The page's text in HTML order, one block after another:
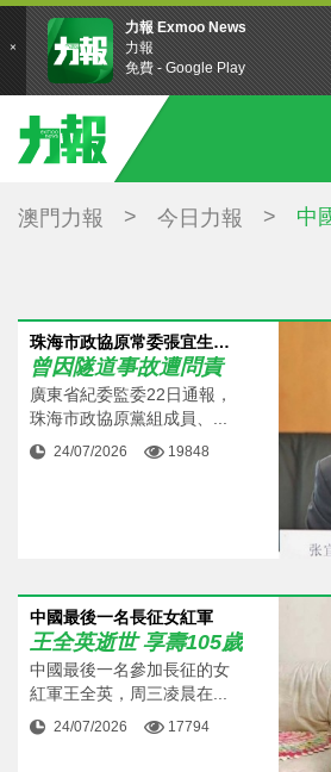
澳門力報 > 今日力報 > 中
珠海市政協原常委張宜生被查
曾因隧道事故遭問責
廣東省紀委監委22日通報，
珠海市政協原黨組成員、...
24/07/2026 19848
中國最後一名長征女紅軍
王全英逝世 享壽105歲
中國最後一名參加長征的女
紅軍王全英，周三凌晨在...
24/07/2026 17794